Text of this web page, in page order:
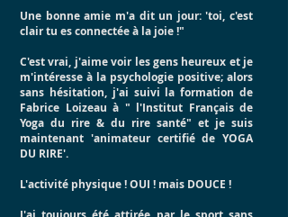
Une bonne amie m'a dit un jour: 'toi, c'est
clair tu es connectée à la joie !"
C'est vrai, j'aime voir les gens heureux et je
m'intéresse à la psychologie positive; alors
sans hésitation, j'ai suivi la formation de
Fabrice Loizeau à " l'Institut Français de
Yoga du rire & du rire santé" et je suis
maintenant 'animateur certifié de YOGA
DU RIRE'.
L'activité physique ! OUI ! mais DOUCE !